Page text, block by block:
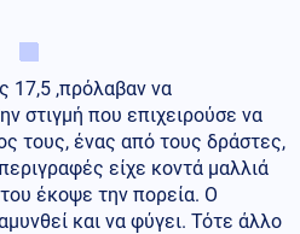
17,5 ,πρόλαβαν να
στιγμή που επιχειρούσε να
τους, ένας από τους δράστες,
είχε κοντά μαλλιά
έκοψε την πορεία. Ο
και να φύγει. Τότε άλλο